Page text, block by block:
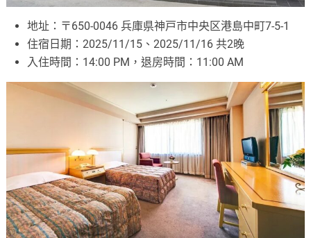
地址：〒650-0046 兵庫県神戸市中央区港島中町7-5-1
住宿日期：2025/11/15、2025/11/16 共2晚
入住時間：14:00 PM，退房時間：11:00 AM